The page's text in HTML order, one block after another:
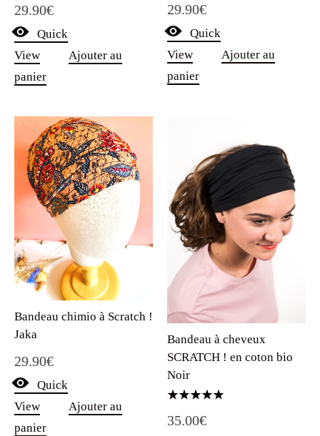
5.00
sur 5
29.90€
Quick
View
Ajouter au
panier
29.90€
Quick
View
Ajouter au
panier
Bandeau chimio à Scratch !
Jaka
29.90€
Quick
View
Ajouter au
panier
Bandeau à cheveux
SCRATCH ! en coton bio
Noir
5.00
35.00€